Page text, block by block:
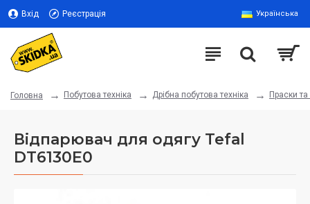
Вхід Реєстрація Українська
Головна Побутова техніка Дрібна побутова техніка Праски
Відпарювач для одягу Tefal
DT6130E0